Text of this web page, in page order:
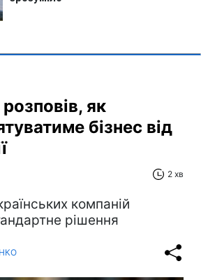
як
бізнес від
2 хв
компаній
рішення